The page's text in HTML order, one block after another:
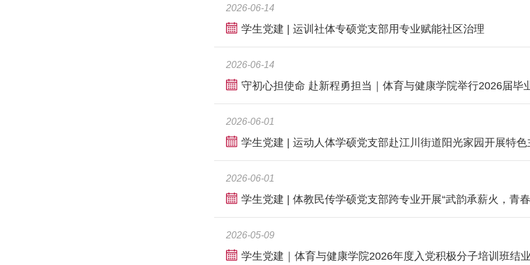
2026-06-14
学生党建 | 运训社体专硕党支部用专业赋能社区治理
2026-06-14
守初心担使命 赴新程勇担当｜体育与健康学院举行2026届毕
2026-06-01
学生党建 | 运动人体学硕党支部赴江川街道阳光家园开展特
2026-06-01
学生党建 | 体教民传学硕党支部跨专业开展“武韵承薪火，青
2026-05-09
学生党建｜体育与健康学院2026年度入党积极分子培训班结